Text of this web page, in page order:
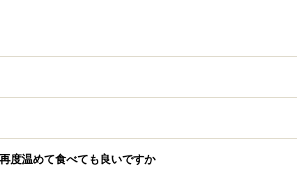
度温めて食べても良いですか